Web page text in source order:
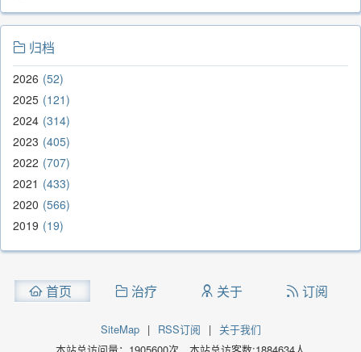
归档
2026 52
2025 121
2024 314
2023 405
2022 707
2021
433
2020 566
2019 19
首页 治疗 关于 订阅
SiteMap | RSS订阅 |
关于我们